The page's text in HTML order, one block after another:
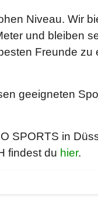
Niveau. Wir
und bleiben
Freunde
geeigneten
SPORTS in
findest du hier.